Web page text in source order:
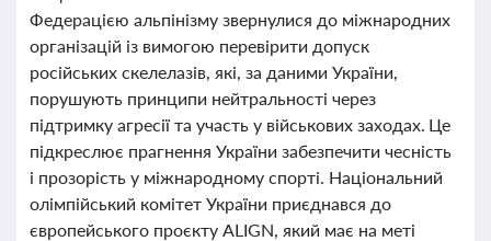
Федерацією альпінізму звернулися до міжнародних
організацій із вимогою перевірити допуск
російських скелелазів, які, за даними України,
порушують принципи нейтральності через
підтримку агресії та участь у військових заходах. Це
підкреслює прагнення України забезпечити чесність
і прозорість у міжнародному спорті. Національний
олімпійський комітет України приєднався до
європейського проєкту ALIGN, який має на меті